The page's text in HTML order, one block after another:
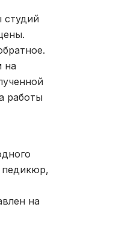
студий
на
работы
педикюр,
на